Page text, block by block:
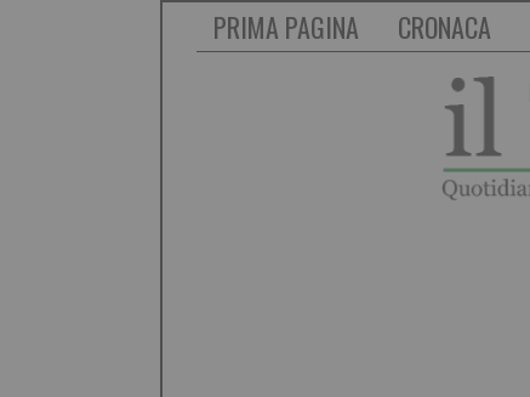
PRIMA PAGINA CRONACA